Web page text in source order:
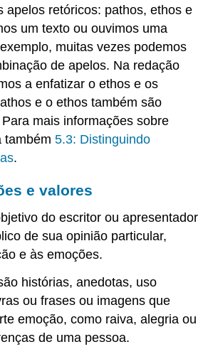
apelos retóricos: pathos, ethos e
um texto ou ouvimos uma
muitas vezes podemos
de apelos. Na redação
a enfatizar o ethos e os
e o ethos também são
mais informações sobre
também5.3: Distinguindo
.
e valores
do escritor ou apresentador
de sua opinião particular,
e às emoções.
histórias, anedotas, uso
ou frases ou imagens que
emoção, como raiva, alegria ou
de uma pessoa.